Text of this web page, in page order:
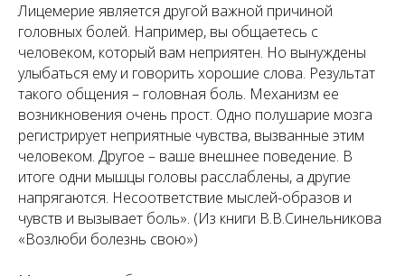
Лицемерие является другой важной причиной
головных болей. Например, вы общаетесь с
человеком, который вам неприятен. Но вынуждены
улыбаться ему и говорить хорошие слова. Результат
такого общения – головная боль. Механизм ее
возникновения очень прост. Одно полушарие мозга
регистрирует неприятные чувства, вызванные этим
человеком. Другое – ваше внешнее поведение. В
итоге одни мышцы головы расслаблены, а другие
напрягаются. Несоответствие мыслей-образов и
чувств и вызывает боль». (Из книги В.В.Синельникова
«Возлюби болезнь свою»)